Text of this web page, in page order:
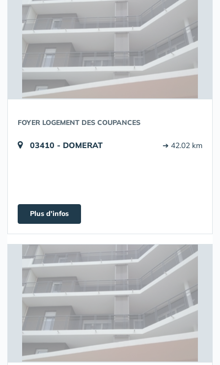
FOYER LOGEMENT DES COUPANCES
03410 - DOMERAT ➔ 42.02 km
Plus d'infos